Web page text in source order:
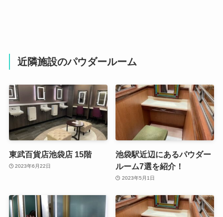
近隣施設のパウダールーム
東武百貨店池袋店 15階
2023年6月22日
池袋駅近辺にあるパウダー
ルーム7選を紹介！
2023年5月1日